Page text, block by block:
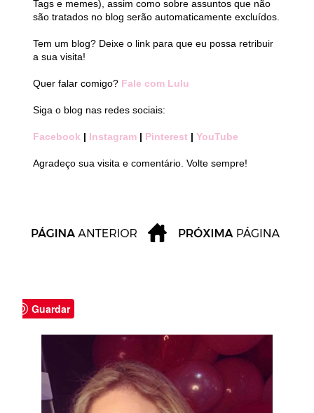
Tags e memes), assim como sobre assuntos que não
são tratados no blog serão automaticamente excluídos.
Tem um blog? Deixe o link para que eu possa retribuir
a sua visita!
Quer falar comigo? Fale com Lulu
Siga o blog nas redes sociais:
Facebook | Instagram | Pinterest | YouTube
Agradeço sua visita e comentário. Volte sempre!
Guardar